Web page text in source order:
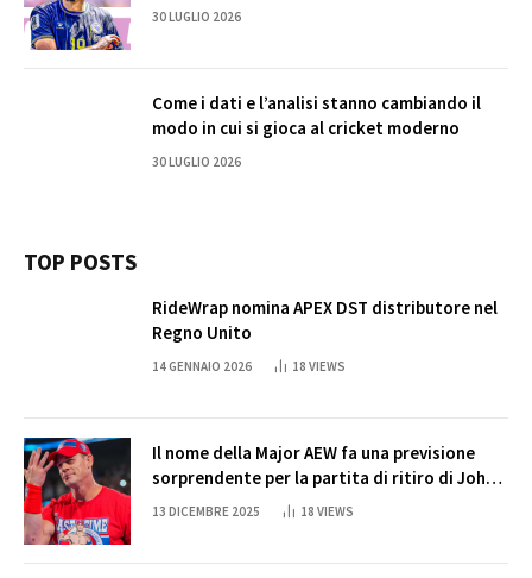
30 LUGLIO 2026
Come i dati e l’analisi stanno cambiando il
modo in cui si gioca al cricket moderno
30 LUGLIO 2026
TOP POSTS
RideWrap nomina APEX DST distributore nel
Regno Unito
14 GENNAIO 2026 18 VIEWS
Il nome della Major AEW fa una previsione
sorprendente per la partita di ritiro di John
Cena
13 DICEMBRE 2025 18 VIEWS